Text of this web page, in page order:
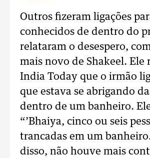
Outros fizeram ligações
conhecidos de dentro do
relataram o desespero,
mais novo de Shakeel. Ele
India Today que o irmão
que estava se abrigando
dentro de um banheiro.
“’Bhaiya, cinco ou seis
trancadas em um
disso, não houve mais